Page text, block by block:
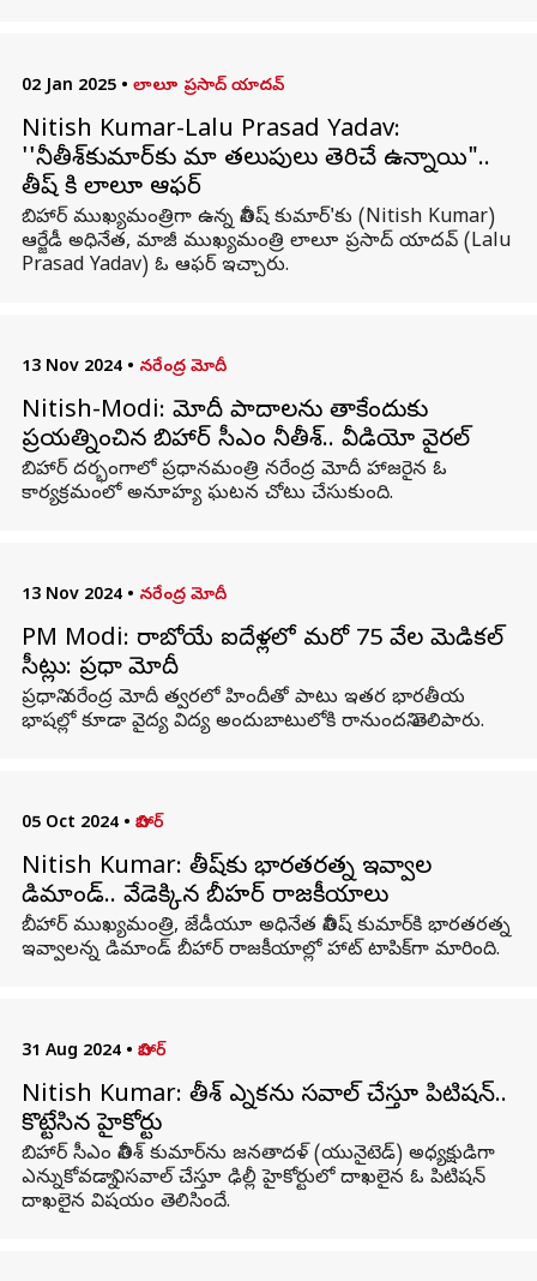
02 Jan 2025 • లాలూ ప్రసాద్ యాదవ్
Nitish Kumar-Lalu Prasad Yadav:
''నీతీశ్‌కుమార్‌కు మా తలుపులు తెరిచే ఉన్నాయి"..
నితీష్ కి లాలూ ఆఫర్
బిహార్ ముఖ్యమంత్రిగా ఉన్న నితీష్ కుమార్'కు (Nitish Kumar)
ఆర్జేడీ అధినేత, మాజీ ముఖ్యమంత్రి లాలూ ప్రసాద్ యాదవ్ (Lalu
Prasad Yadav) ఓ ఆఫర్ ఇచ్చారు.
13 Nov 2024 • నరేంద్ర మోదీ
Nitish-Modi: మోదీ పాదాలను తాకేందుకు
ప్రయత్నించిన బిహార్ సీఎం నీతీశ్‌.. వీడియో వైరల్
బిహార్‌ దర్భంగాలో ప్రధానమంత్రి నరేంద్ర మోదీ హాజరైన ఓ
కార్యక్రమంలో అనూహ్య ఘటన చోటు చేసుకుంది.
13 Nov 2024 • నరేంద్ర మోదీ
PM Modi: రాబోయే ఐదేళ్లలో మరో 75 వేల మెడికల్
సీట్లు: ప్రధాని మోదీ
ప్రధాని నరేంద్ర మోదీ త్వరలో హిందీతో పాటు ఇతర భారతీయ
భాషల్లో కూడా వైద్య విద్య అందుబాటులోకి రానుందని తెలిపారు.
05 Oct 2024 • బిహార్
Nitish Kumar: నితీష్‌కు భారతరత్న ఇవ్వాలని
డిమాండ్‌.. వేడెక్కిన బీహర్ రాజకీయాలు
బీహార్ ముఖ్యమంత్రి, జేడీయూ అధినేత నితీష్‌ కుమార్‌కి భారతరత్న
ఇవ్వాలన్న డిమాండ్ బీహార్ రాజకీయాల్లో హాట్ టాపిక్‌గా మారింది.
31 Aug 2024 • బిహార్
Nitish Kumar: నితీశ్ ఎన్నికను సవాల్ చేస్తూ పిటిషన్..
కొట్టేసిన హైకోర్టు
బిహార్ సీఎం నితీశ్‌ కుమార్‌ను జనతాదళ్ (యునైటెడ్) అధ్యక్షుడిగా
ఎన్నుకోవడాన్ని సవాల్‌ చేస్తూ ఢిల్లీ హైకోర్టులో దాఖలైన ఓ పిటిషన్‌
దాఖలైన విషయం తెలిసిందే.